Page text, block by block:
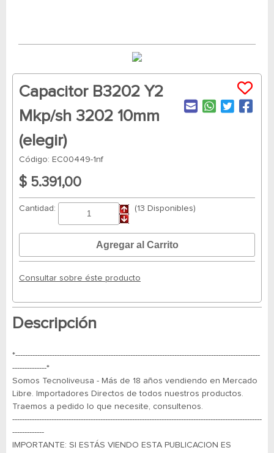
Capacitor B3202 Y2
Mkp/sh 3202 10mm
(elegir)
Código: EC00449-1nf
$ 5.391,00
Cantidad: (13 Disponibles)
Consultar sobre éste producto
Descripción
*----------------------------------------------------------------------------------------------------
--------------*
Somos Tecnoliveusa - Más de 18 años vendiendo en Mercado
Libre. Importadores Directos de todos nuestros productos.
Traemos a pedido lo que necesite, consultenos.
------------------------------------------------------------------------------------------------------
-------------
IMPORTANTE: SI ESTÁS VIENDO ESTA PUBLICACION ES